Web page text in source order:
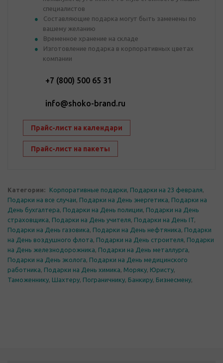
специалистов
Составляющие подарка могут быть заменены по
вашему желанию
Временное хранение на складе
Изготовление подарка в корпоративных цветах
компании
+7 (800) 500 65 31
info@shoko-brand.ru
Прайс-лист на календари
Прайс-лист на пакеты
Категории: Корпоративные подарки, Подарки на 23 февраля,
Подарки на все случаи, Подарки на День энергетика, Подарки на
День бухгалтера, Подарки на День полиции, Подарки на День
страховщика, Подарки на День учителя, Подарки на День IT,
Подарки на День газовика, Подарки на День нефтяника, Подарки
на День воздушного флота, Подарки на День строителя, Подарки
на День железнодорожника, Подарки на День металлурга,
Подарки на День эколога, Подарки на День медицинского
работника, Подарки на День химика, Моряку, Юристу,
Таможеннику, Шахтеру, Пограничнику, Банкиру, Бизнесмену,